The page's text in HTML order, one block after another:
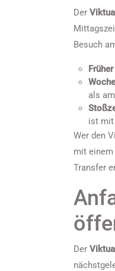
Der
Besuch
als
ist mit
Wer den
mit
Transfer
Der